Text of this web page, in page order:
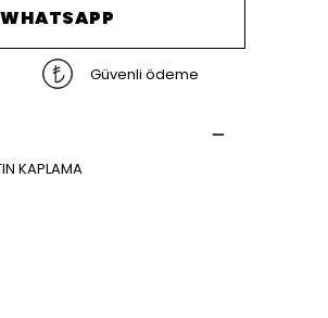
WHATSAPP
Güvenli ödeme
KAPLAMA